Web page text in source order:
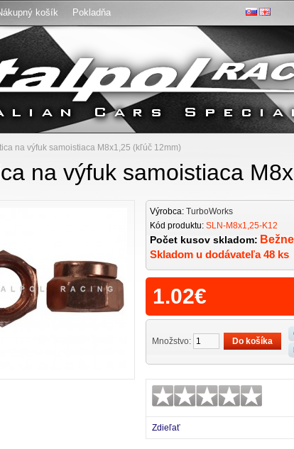
košík Pokladňa
na výfuk samoistiaca M8x1,25 (kľúč 12mm)
na výfuk samoistiaca
Výrobca: TurboWorks
Kód produktu: SLN-M8x1,25-K12
Počet kusov skladom:
Skladom u dodávateľa 48 ks
1.02€
Množstvo:
Zdieľať